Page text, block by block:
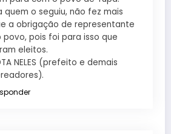
quem o seguiu, não fez mais
a obrigação de representante
povo, pois foi para isso que
eleitos.
NELES (prefeito e demais